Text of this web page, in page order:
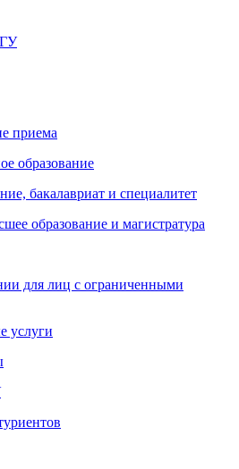
приема
образование
бакалавриат и специалитет
образование и магистратура
для лиц с ограниченными
услуги